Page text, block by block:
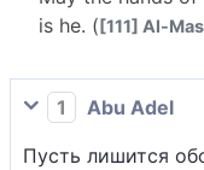
is he. ([111] Al-
1
Abu Adel
Пусть лишится